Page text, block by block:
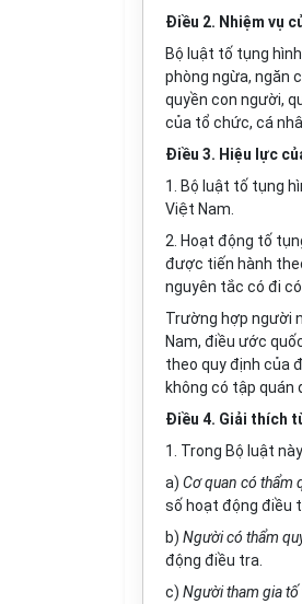
Điều 2. Nhiệm vụ
Bộ luật tố tụng
phòng ngừa, ngăn
quyền con người,
của tổ chức, cá
Điều 3. Hiệu lực
1. Bộ luật tố tụng
Việt Nam.
2. Hoạt động tố
được tiến hành
nguyên tắc có đi có
Trường hợp người
Nam, điều ước
theo quy định của
không có tập quán
Điều 4. Giải thích
1. Trong Bộ luật
a) Cơ quan có thẩm
số hoạt động điều
b) Người có thẩm
động điều tra.
c) Người tham gia tố